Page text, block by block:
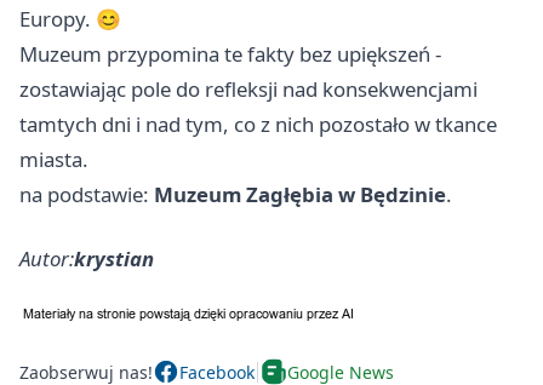
Europy. 😊
Muzeum przypomina te fakty bez upiększeń -
zostawiając pole do refleksji nad konsekwencjami
tamtych dni i nad tym, co z nich pozostało w tkance
miasta.
na podstawie: Muzeum Zagłębia w Będzinie.
Autor:krystian
Zaobserwuj nas! Facebook Google News